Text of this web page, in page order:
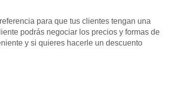
para que tus clientes tengan una
podrás negociar los precios y formas de
y si quieres hacerle un descuento